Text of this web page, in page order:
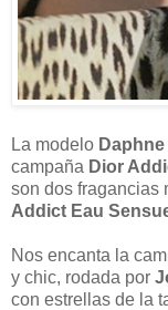
La modelo
campaña Dior
son dos fragancias
Addict Eau
Nos encanta la
y chic, rodada por
con estrellas de la